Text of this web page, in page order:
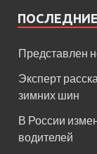
Представлен
Эксперт
зимних шин
В России
водителей